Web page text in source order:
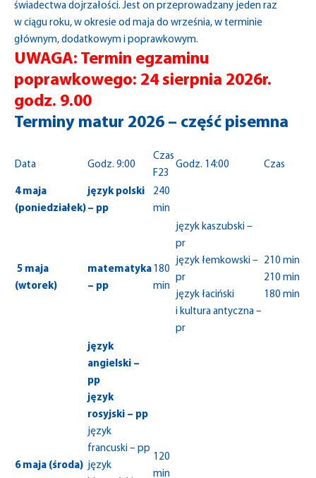
świadectwa dojrzałości. Jest on przeprowadzany jeden raz
w ciągu roku, w okresie od maja do września, w terminie
głównym, dodatkowym i poprawkowym.
UWAGA: Termin egzaminu
poprawkowego: 24 sierpnia 2026r.
godz. 9.00
Terminy matur 2026 – część pisemna
Data Godz. 9:00
Czas
F23
Godz. 14:00 Czas
4 maja
(poniedziałek)
język polski
– pp
240
min
5 maja
(wtorek)
matematyka
– pp
180
min
język kaszubski –
pr
język łemkowski –
pr
język łaciński
i kultura antyczna –
pr
210 min
210 min
180 min
6 maja (środa)
język
angielski –
pp
język
rosyjski – pp
język
francuski – pp
język
120
min